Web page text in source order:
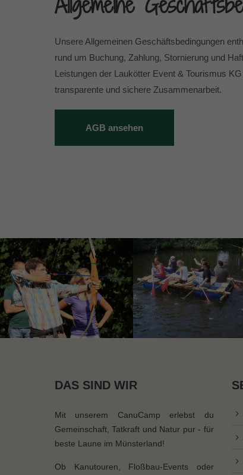
Unsere Allgemeinen Geschäftsbedingungen
rund um Buchung, Zahlung, Stornierung und
Leistungen der Laukötter Event & Tourismus
transparente und sichere Zusammenarbeit.
AGB ansehen
DAS SIND WIR
Mit unserem CanuCamp erlebst du
Gemeinschaft, Tatkraft und Natur pur - für
beste Laune im Münsterland!
Ob Kanutouren, Floßbau-Events oder